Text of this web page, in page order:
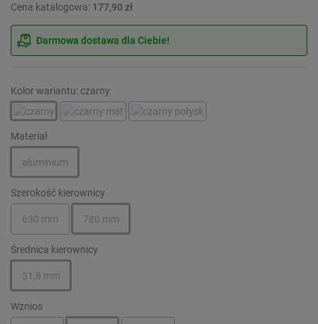
Cena katalogowa: 177,90 zł
Darmowa dostawa dla Ciebie!
Kolor wariantu: czarny
Materiał
aluminium
Szerokość kierownicy
630 mm 780 mm
Średnica kierownicy
31,8 mm
Wznios